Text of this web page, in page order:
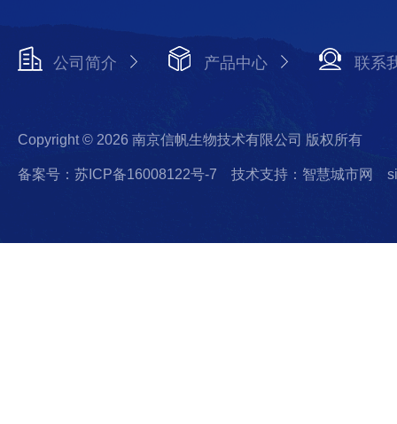
公司简介 产品中心 联系
Copyright © 2026 南京信帆生物技术有限公司 版权所有
备案号：苏ICP备16008122号-7 技术支持：智慧城市网